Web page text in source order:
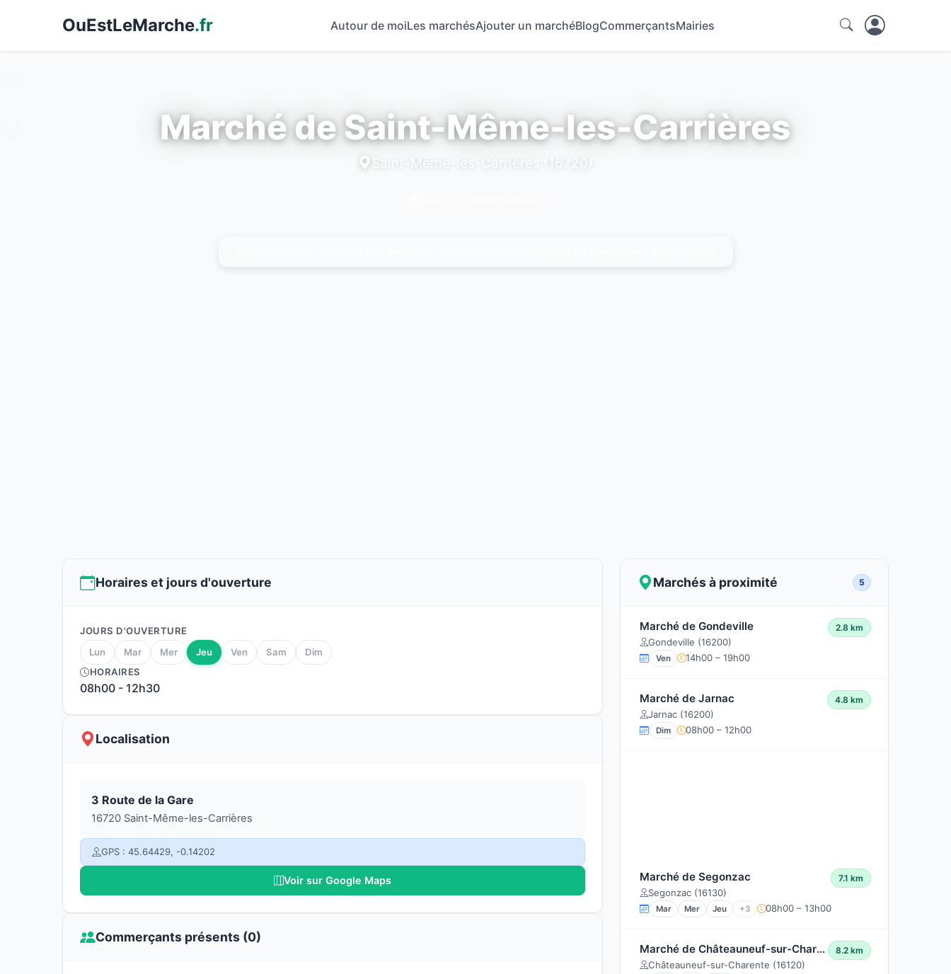
OuEstLeMarche.fr Autour de moiLes marchésAjouter un marchéBlogCommerçantsMairies
Marché de Saint-Même-les-Carrières
Saint-Même-les-Carrières (16720)
Horaires et jours d'ouverture
JOURS D'OUVERTURE
Lun
Mar Mer Jeu Ven Sam
Dim
HORAIRES
08h00 - 12h30
Localisation
3 Route de la Gare
16720 Saint-Même-les-Carrières
GPS : 45.64429, -0.14202
Voir sur Google Maps
Commerçants présents (0)
Marchés à proximité 5
Marché de Gondeville
Gondeville (16200)
2.8 km
Ven 14h00 – 19h00
Marché de Jarnac
Jarnac (16200)
4.8 km
Dim 08h00 – 12h00
Marché de Segonzac
Segonzac (16130)
7.1 km
Mar Mer Jeu +3 08h00 – 13h00
Marché de Châteauneuf-sur-Charente
Châteauneuf-sur-Charente (16120)
8.2 km